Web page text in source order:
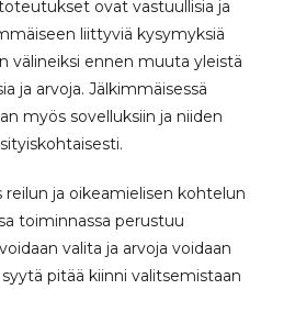
ovat vastuullisia ja
liittyviä kysymyksiä
välineiksi ennen muuta yleistä
ja arvoja. Jälkimmäisessä
myös sovelluksiin ja niiden
reilun ja oikeamielisen kohtelun
toiminnassa perustuu
valita ja arvoja voidaan
pitää kiinni valitsemistaan